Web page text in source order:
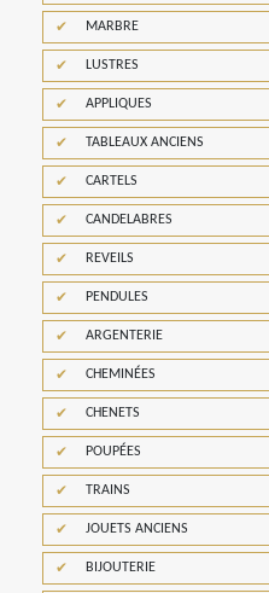
MARBRE
LUSTRES
APPLIQUES
TABLEAUX ANCIENS
CARTELS
CANDELABRES
REVEILS
PENDULES
ARGENTERIE
CHEMINÉES
CHENETS
POUPÉES
TRAINS
JOUETS ANCIENS
BIJOUTERIE